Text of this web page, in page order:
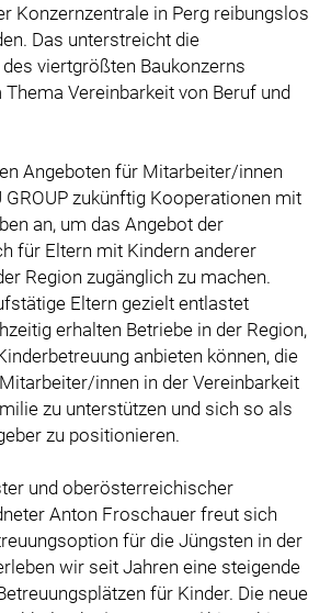
Konzernzentrale in Perg reibungslos
Das unterstreicht die
viertgrößten Baukonzerns
Vereinbarkeit von Beruf und
Angeboten für Mitarbeiter/innen
GROUP zukünftig Kooperationen mit
an, um das Angebot der
für Eltern mit Kindern anderer
Region zugänglich zu machen.
Eltern gezielt entlastet
erhalten Betriebe in der Region,
anbieten können, die
innen in der Vereinbarkeit
zu unterstützen und sich so als
zu positionieren.
und oberösterreichischer
Anton Froschauer freut sich
für die Jüngsten in der
wir seit Jahren eine steigende
für Kinder. Die neue